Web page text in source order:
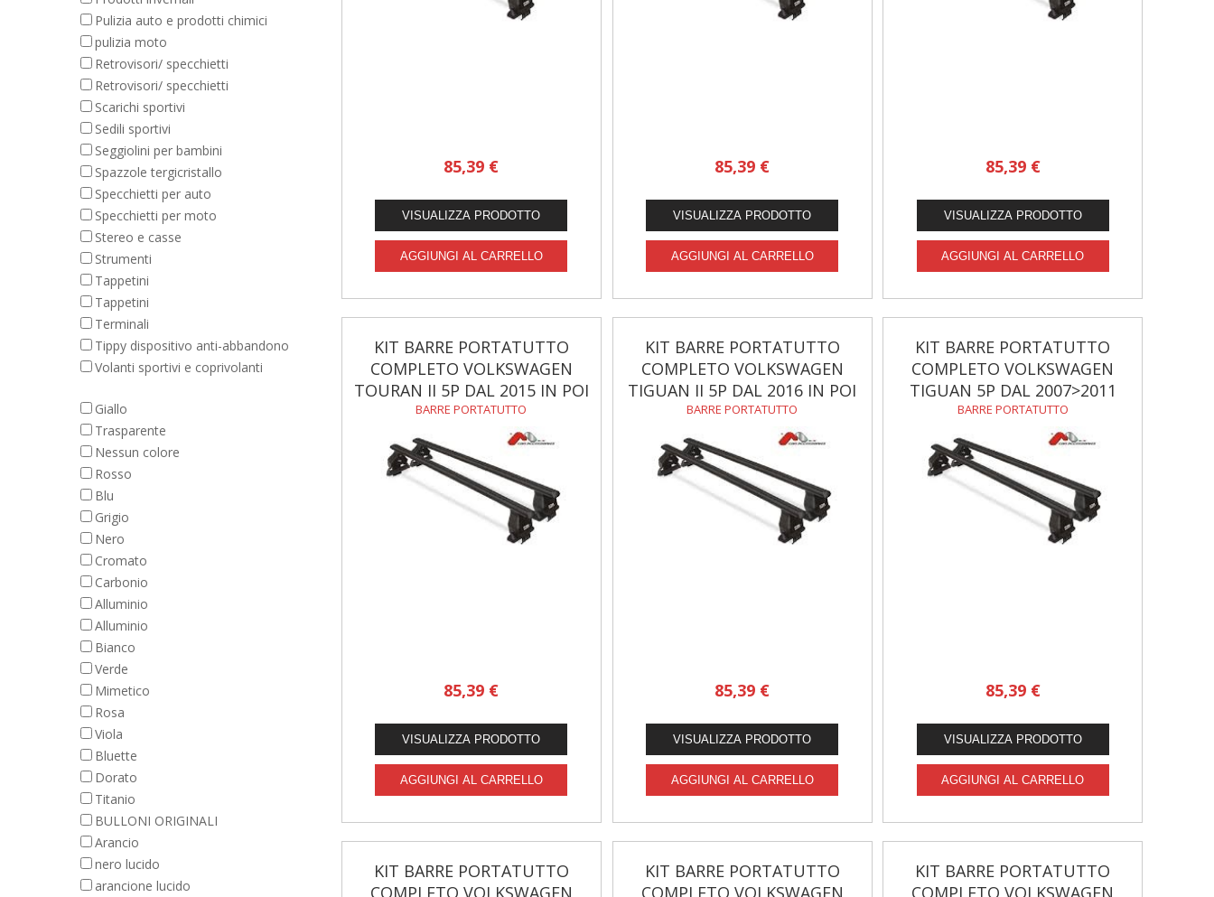
Pulizia auto e prodotti chimici
pulizia moto
Retrovisori/ specchietti
Retrovisori/ specchietti
Scarichi sportivi
Sedili sportivi
Seggiolini per bambini
Spazzole tergicristallo
Specchietti per auto
Specchietti per moto
Stereo e casse
Strumenti
Tappetini
Tappetini
Terminali
Tippy dispositivo anti-abbandono
Volanti sportivi e coprivolanti
Giallo
Trasparente
Nessun colore
Rosso
Blu
Grigio
Nero
Cromato
Carbonio
Alluminio
Alluminio
Bianco
Verde
Mimetico
Rosa
Viola
Bluette
Dorato
Titanio
BULLONI ORIGINALI
Arancio
nero lucido
arancione lucido
85,39 € 85,39 € 85,39 €
KIT BARRE PORTATUTTO
COMPLETO VOLKSWAGEN
TOURAN II 5P DAL 2015 IN POI
BARRE PORTATUTTO
85,39 €
KIT BARRE PORTATUTTO
COMPLETO VOLKSWAGEN
TIGUAN II 5P DAL 2016 IN POI
BARRE PORTATUTTO
85,39 €
KIT BARRE PORTATUTTO
COMPLETO VOLKSWAGEN
TIGUAN 5P DAL 2007>2011
BARRE PORTATUTTO
85,39 €
KIT BARRE PORTATUTTO
COMPLETO VOLKSWAGEN
KIT BARRE PORTATUTTO
COMPLETO VOLKSWAGEN
KIT BARRE PORTATUTTO
COMPLETO VOLKSWAGEN